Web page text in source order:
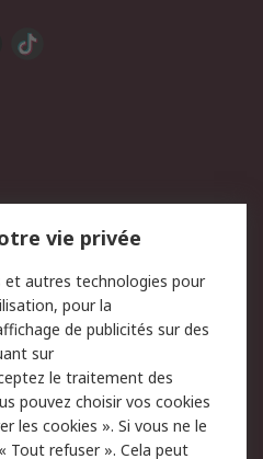
2.500 marques
Support technique
Sécurité des e-mails
Conditions générales
vie privée
et autres technologies pour
pour la
de publicités sur des
sur
le traitement des
pouvez choisir vos cookies
les cookies ». Si vous ne le
Tout refuser ». Cela peut